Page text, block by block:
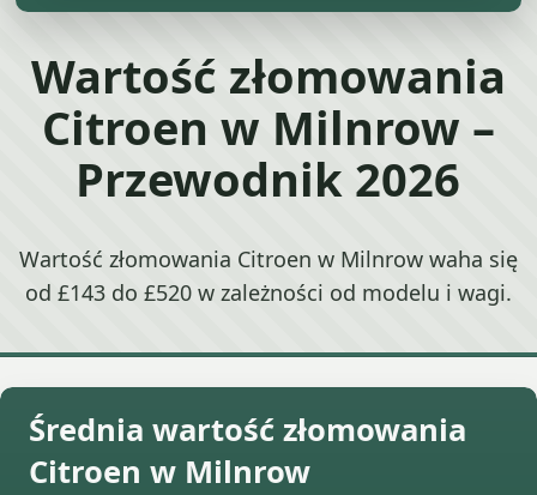
Wartość złomowania
Citroen w Milnrow –
Przewodnik 2026
Wartość złomowania Citroen w Milnrow waha się
od £143 do £520 w zależności od modelu i wagi.
Średnia wartość złomowania
Citroen w Milnrow